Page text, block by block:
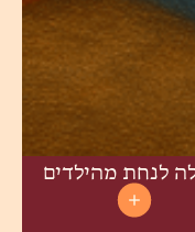
לנחת מהילדים